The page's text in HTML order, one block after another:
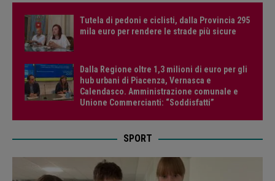
Tutela di pedoni e ciclisti, dalla Provincia 295
mila euro per rendere le strade più sicure
Dalla Regione oltre 1,3 milioni di euro per gli
hub urbani di Piacenza, Vernasca e
Calendasco. Amministrazione comunale e
Unione Commercianti: “Soddisfatti”
SPORT